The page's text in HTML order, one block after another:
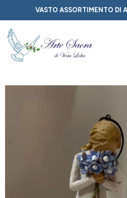
VASTO ASSORTIMENTO DI